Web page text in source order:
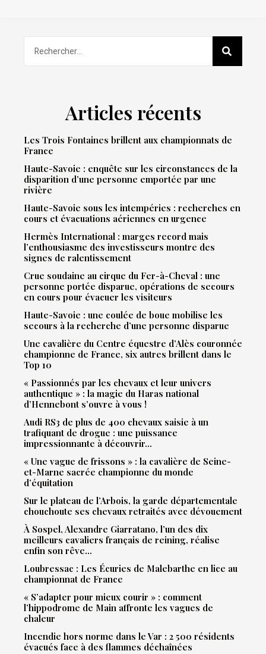
Articles récents
Les Trois Fontaines brillent aux championnats de
France
Haute-Savoie : enquête sur les circonstances de la
disparition d’une personne emportée par une
rivière
Haute-Savoie sous les intempéries : recherches en
cours et évacuations aériennes en urgence
Hermès International : marges record mais
l’enthousiasme des investisseurs montre des
signes de ralentissement
Crue soudaine au cirque du Fer-à-Cheval : une
personne portée disparue, opérations de secours
en cours pour évacuer les visiteurs
Haute-Savoie : une coulée de boue mobilise les
secours à la recherche d’une personne disparue
Une cavalière du Centre équestre d’Alès couronnée
championne de France, six autres brillent dans le
Top 10
« Passionnés par les chevaux et leur univers
authentique » : la magie du Haras national
d’Hennebont s’ouvre à vous !
Audi RS3 de plus de 400 chevaux saisie à un
trafiquant de drogue : une puissance
impressionnante à découvrir…
« Une vague de frissons » : la cavalière de Seine-
et-Marne sacrée championne du monde
d’équitation
Sur le plateau de l’Arbois, la garde départementale
chouchoute ses chevaux retraités avec dévouement
À Sospel, Alexandre Giarratano, l’un des dix
meilleurs cavaliers français de reining, réalise
enfin son rêve…
Loubressac : Les Écuries de Malebarthe en lice au
championnat de France
« S’adapter pour mieux courir » : comment
l’hippodrome de Main affronte les vagues de
chaleur
Incendie hors norme dans le Var : 2 500 résidents
évacués face à des flammes déchaînées